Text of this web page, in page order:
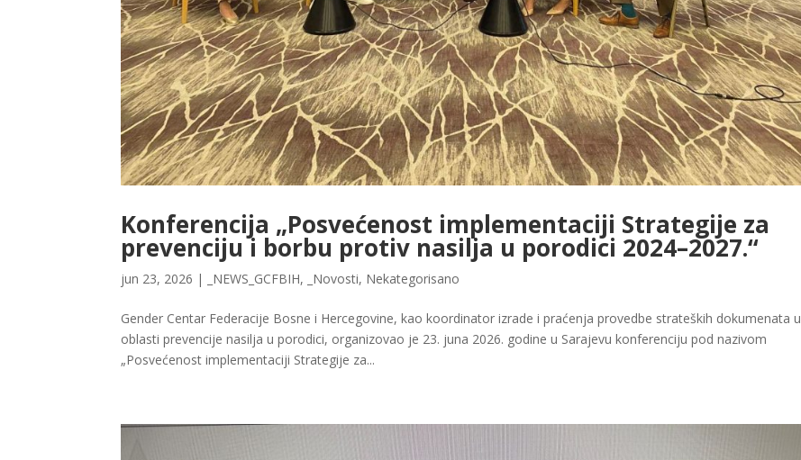
Konferencija „Posvećenost implementaciji Strategije za
prevenciju i borbu protiv nasilja u porodici 2024–2027.“
jun 23, 2026 | _NEWS_GCFBIH, _Novosti, Nekategorisano
Gender Centar Federacije Bosne i Hercegovine, kao koordinator izrade i praćenja provedbe strateških dokumenata u
oblasti prevencije nasilja u porodici, organizovao je 23. juna 2026. godine u Sarajevu konferenciju pod nazivom
„Posvećenost implementaciji Strategije za...